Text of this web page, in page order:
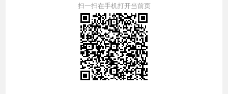
扫一扫在手机打开当前页